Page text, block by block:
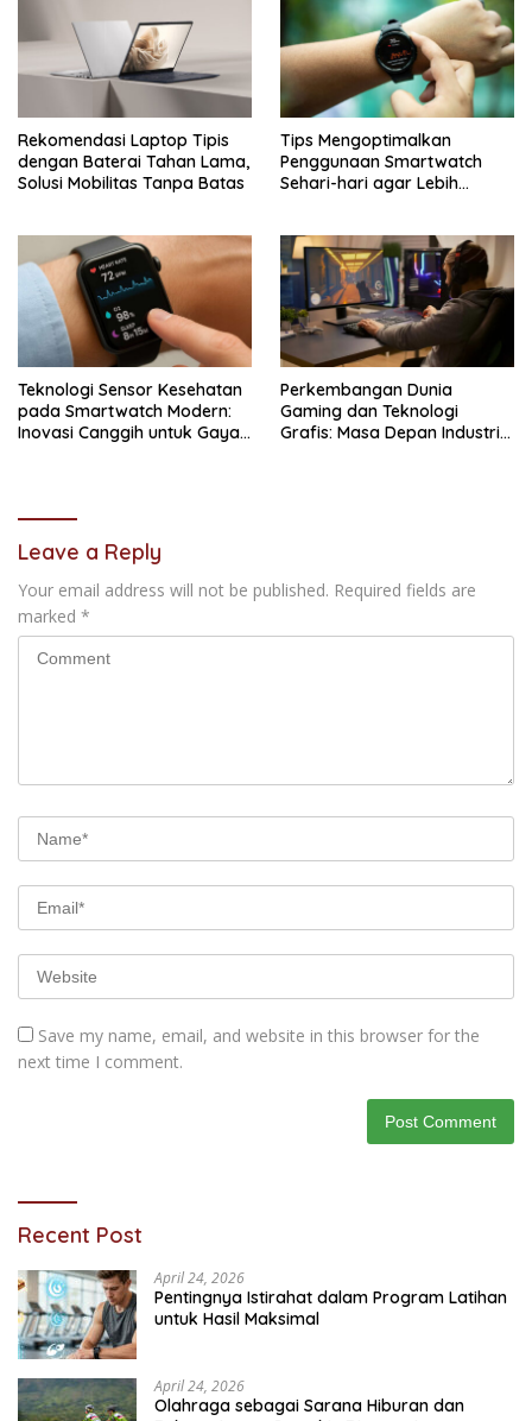
Rekomendasi Laptop Tipis
dengan Baterai Tahan Lama,
Solusi Mobilitas Tanpa Batas
Tips Mengoptimalkan
Penggunaan Smartwatch
Sehari-hari agar Lebih
Teknologi Sensor Kesehatan
pada Smartwatch Modern:
Inovasi Canggih untuk Gaya
Perkembangan Dunia
Gaming dan Teknologi
Grafis: Masa Depan Industri
Leave a Reply
Your email address will not be published. Required fields are
marked *
Save my name, email, and website in this browser for the
next time I comment.
Recent Post
April 24, 2026
Pentingnya Istirahat dalam Program Latihan
untuk Hasil Maksimal
April 24, 2026
Olahraga sebagai Sarana Hiburan dan